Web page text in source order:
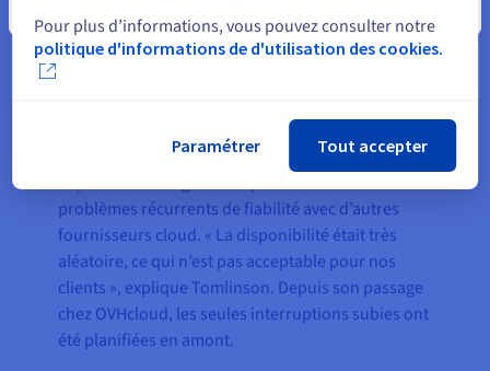
problèmes récurrents de fiabilité avec d’autres
fournisseurs cloud. « La disponibilité était très
aléatoire, ce qui n’est pas acceptable pour nos
clients », explique Tomlinson. Depuis son passage
chez OVHcloud, les seules interruptions subies ont
été planifiées en amont.
Pour plus d’informations, vous pouvez consulter notre
politique d'informations de d'utilisation des cookies.
Paramétrer Tout accepter